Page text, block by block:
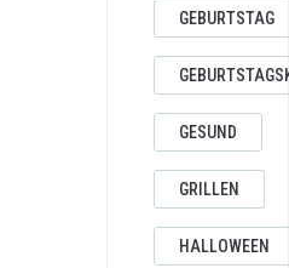
GEBURTSTAG
GESUND
GRILLEN
HALLOWEEN